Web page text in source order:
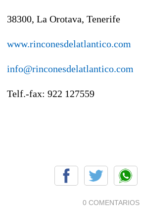
38300, La Orotava, Tenerife
www.rinconesdelatlantico.com
info@rinconesdelatlantico.com
Telf.-fax: 922 127559
0 COMENTARIOS